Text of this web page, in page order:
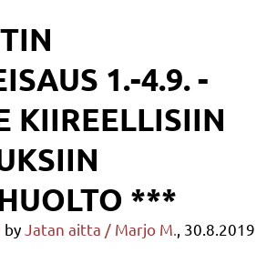
1.-4.9. -
KIIREELLISIIN
***
byJatan aitta / Marjo M., 30.8.2019